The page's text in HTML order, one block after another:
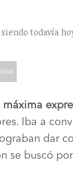
todavía
máxima
Iba a
dar
se buscó